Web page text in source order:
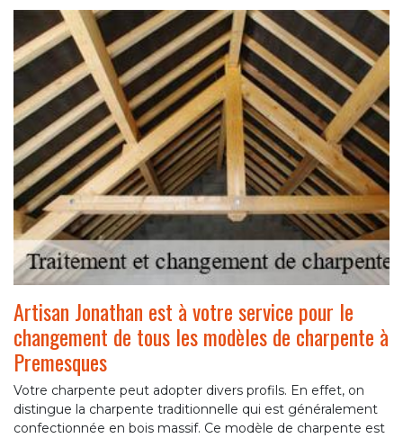
Artisan Jonathan est à votre service pour le
changement de tous les modèles de charpente à
Premesques
Votre charpente peut adopter divers profils. En effet, on
distingue la charpente traditionnelle qui est généralement
confectionnée en bois massif. Ce modèle de charpente est